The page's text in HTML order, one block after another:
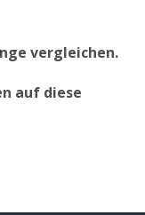
vergleichen.
auf diese